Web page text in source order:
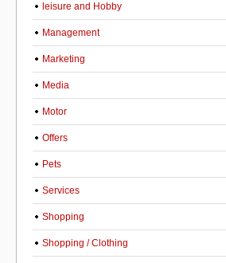
leisure and Hobby
Management
Marketing
Media
Motor
Offers
Pets
Services
Shopping
Shopping / Clothing